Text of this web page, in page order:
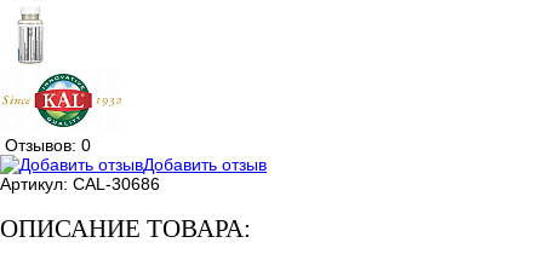
Отзывов: 0
Добавить отзыв
Артикул: CAL-30686
ОПИСАНИЕ ТОВАРА: